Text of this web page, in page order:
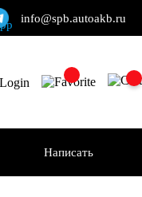
info@spb.autoakb.ru
Написать